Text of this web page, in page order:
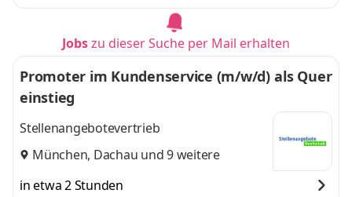
Jobszu dieser Suche per Mail erhalten
Promoter im Kundenservice (m/w/d) als Quer
einstieg
Stellenangebotevertrieb
München, Dachau und 9 weitere
in etwa 2 Stunden